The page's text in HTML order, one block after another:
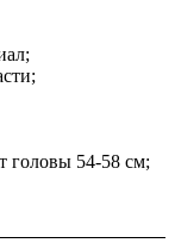
головы 54-58 см;